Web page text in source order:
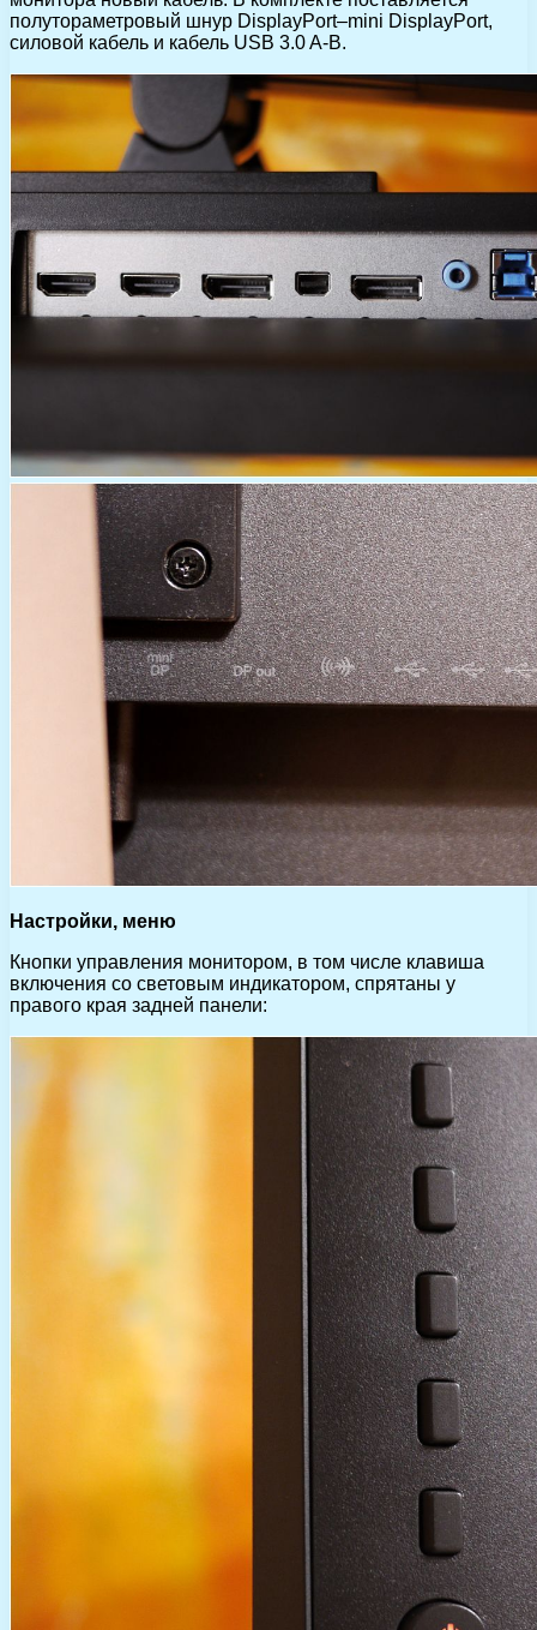
полутораметровый шнур DisplayPort–mini DisplayPort,
силовой кабель и кабель USB 3.0 A-B.
Настройки, меню
Кнопки управления монитором, в том числе клавиша
включения со световым индикатором, спрятаны у
правого края задней панели: